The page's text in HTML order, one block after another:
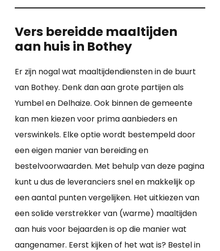
Vers bereidde maaltijden
aan huis in Bothey
Er zijn nogal wat maaltijdendiensten in de buurt
van Bothey. Denk dan aan grote partijen als
Yumbel en Delhaize. Ook binnen de gemeente
kan men kiezen voor prima aanbieders en
verswinkels. Elke optie wordt bestempeld door
een eigen manier van bereiding en
bestelvoorwaarden. Met behulp van deze pagina
kunt u dus de leveranciers snel en makkelijk op
een aantal punten vergelijken. Het uitkiezen van
een solide verstrekker van (warme) maaltijden
aan huis voor bejaarden is op die manier wat
aangenamer. Eerst kijken of het wat is? Bestel in